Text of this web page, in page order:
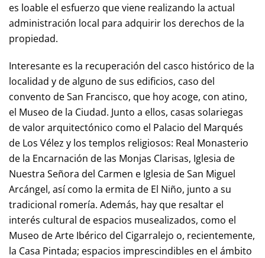
es loable el esfuerzo que viene realizando la actual
administración local para adquirir los derechos de la
propiedad.
Interesante es la recuperación del casco histórico de la
localidad y de alguno de sus edificios, caso del
convento de San Francisco, que hoy acoge, con atino,
el Museo de la Ciudad. Junto a ellos, casas solariegas
de valor arquitectónico como el Palacio del Marqués
de Los Vélez y los templos religiosos: Real Monasterio
de la Encarnación de las Monjas Clarisas, Iglesia de
Nuestra Señora del Carmen e Iglesia de San Miguel
Arcángel, así como la ermita de El Niño, junto a su
tradicional romería. Además, hay que resaltar el
interés cultural de espacios musealizados, como el
Museo de Arte Ibérico del Cigarralejo o, recientemente,
la Casa Pintada; espacios imprescindibles en el ámbito